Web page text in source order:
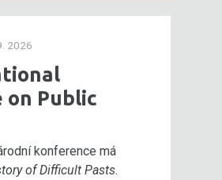
2026
on Public
konference má
of Difficult Pasts.